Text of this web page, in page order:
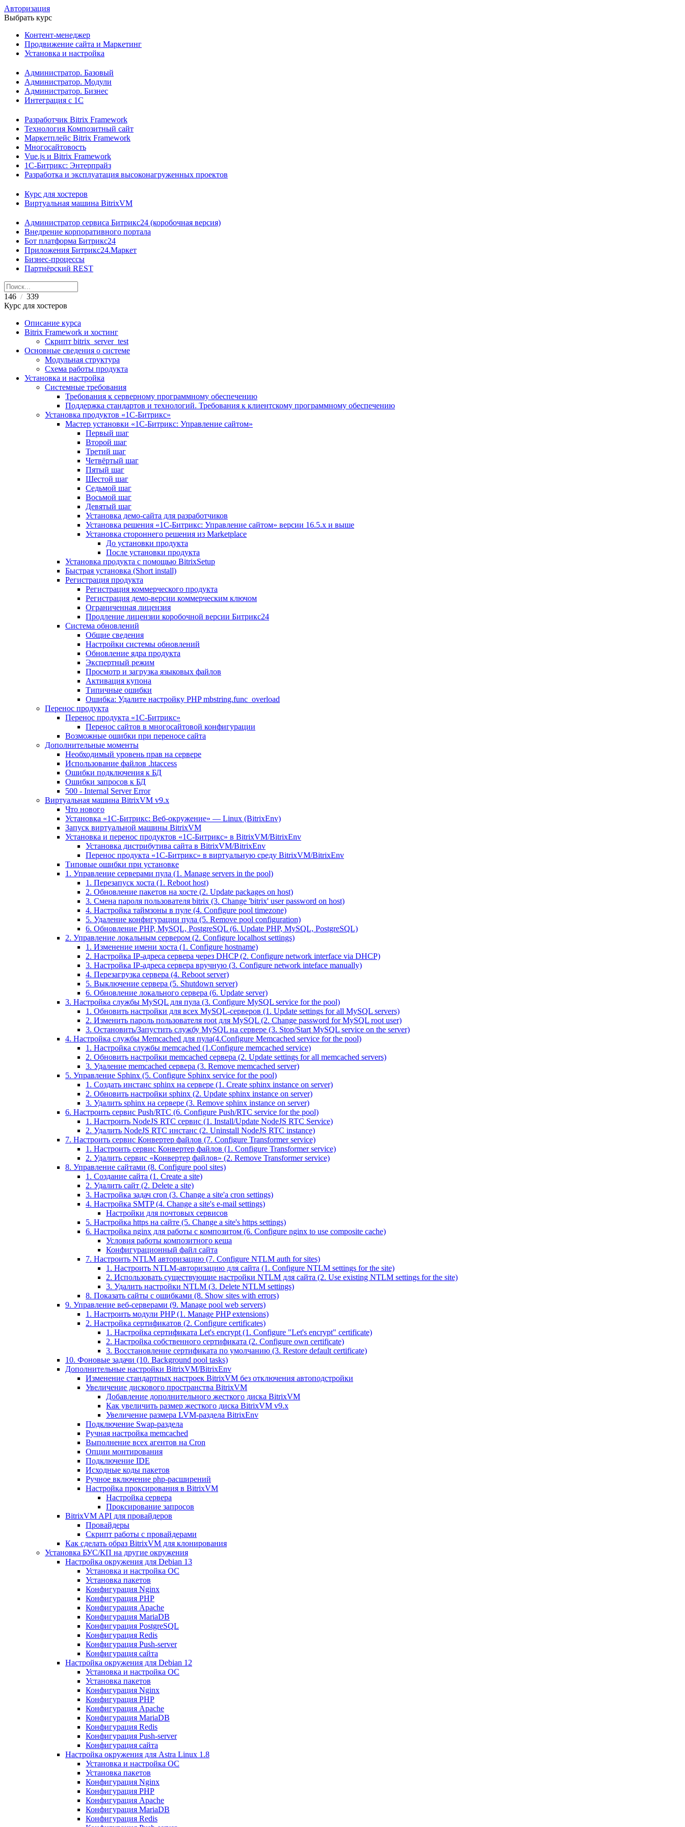
Авторизация
Выбрать курс
Контент-менеджер
Продвижение сайта и Маркетинг
Установка и настройка
Администратор. Базовый
Администратор. Модули
Администратор. Бизнес
Интеграция с 1С
Разработчик Bitrix Framework
Технология Композитный сайт
Маркетплейс Bitrix Framework
Многосайтовость
Vue.js и Bitrix Framework
1С-Битрикс: Энтерпрайз
Разработка и эксплуатация высоконагруженных проектов
Курс для хостеров
Виртуальная машина BitrixVM
Администратор сервиса Битрикс24 (коробочная версия)
Внедрение корпоративного портала
Бот платформа Битрикс24
Приложения Битрикс24.Маркет
Бизнес-процессы
Партнёрский REST
146 / 339
Курс для хостеров
Описание курса
Bitrix Framework и хостинг
Скрипт bitrix_server_test
Основные сведения о системе
Модульная структура
Схема работы продукта
Установка и настройка
Системные требования
Требования к серверному программному обеспечению
Поддержка стандартов и технологий. Требования к клиентскому программному обеспечению
Установка продуктов «1С-Битрикс»
Мастер установки «1C-Битрикс: Управление сайтом»
Первый шаг
Второй шаг
Третий шаг
Четвёртый шаг
Пятый шаг
Шестой шаг
Седьмой шаг
Восьмой шаг
Девятый шаг
Установка демо-сайта для разработчиков
Установка решения «1C-Битрикс: Управление сайтом» версии 16.5.х и выше
Установка стороннего решения из Marketplace
До установки продукта
После установки продукта
Установка продукта с помощью BitrixSetup
Быстрая установка (Short install)
Регистрация продукта
Регистрация коммерческого продукта
Регистрация демо-версии коммерческим ключом
Ограниченная лицензия
Продление лицензии коробочной версии Битрикс24
Система обновлений
Общие сведения
Настройки системы обновлений
Обновление ядра продукта
Экспертный режим
Просмотр и загрузка языковых файлов
Активация купона
Типичные ошибки
Ошибка: Удалите настройку PHP mbstring.func_overload
Перенос продукта
Перенос продукта «1C-Битрикс»
Перенос сайтов в многосайтовой конфигурации
Возможные ошибки при переносе сайта
Дополнительные моменты
Необходимый уровень прав на сервере
Использование файлов .htaccess
Ошибки подключения к БД
Ошибки запросов к БД
500 - Internal Server Error
Виртуальная машина BitrixVM v9.x
Что нового
Установка «1С-Битрикс: Веб-окружение» — Linux (BitrixEnv)
Запуск виртуальной машины BitrixVM
Установка и перенос продуктов «1С-Битрикс» в BitrixVM/BitrixEnv
Установка дистрибутива сайта в BitrixVM/BitrixEnv
Перенос продукта «1C-Битрикс» в виртуальную среду BitrixVM/BitrixEnv
Типовые ошибки при установке
1. Управление серверами пула (1. Manage servers in the pool)
1. Перезапуск хоста (1. Reboot host)
2. Обновление пакетов на хосте (2. Update packages on host)
3. Смена пароля пользователя bitrix (3. Change 'bitrix' user password on host)
4. Настройка таймзоны в пуле (4. Configure pool timezone)
5. Удаление конфигурации пула (5. Remove pool configuration)
6. Обновление PHP, MySQL, PostgreSQL (6. Update PHP, MySQL, PostgreSQL)
2. Управление локальным сервером (2. Configure localhost settings)
1. Изменение имени хоста (1. Configure hostname)
2. Настройка IP-адреса сервера через DHCP (2. Configure network interface via DHCP)
3. Настройка IP-адреса сервера вручную (3. Configure network inteface manually)
4. Перезагрузка сервера (4. Reboot server)
5. Выключение сервера (5. Shutdown server)
6. Обновление локального сервера (6. Update server)
3. Настройка службы MySQL для пула (3. Configure MySQL service for the pool)
1. Обновить настройки для всех MySQL-серверов (1. Update settings for all MySQL servers)
2. Изменить пароль пользователя root для MySQL (2. Change password for MySQL root user)
3. Остановить/Запустить службу MySQL на сервере (3. Stop/Start MySQL service on the server)
4. Настройка службы Memcached для пула(4.Configure Memcached service for the pool)
1. Настройка службы memcached (1.Configure memcached service)
2. Обновить настройки memcached сервера (2. Update settings for all memcached servers)
3. Удаление memcached сервера (3. Remove memcached server)
5. Управление Sphinx (5. Configure Sphinx service for the pool)
1. Создать инстанс sphinx на сервере (1. Create sphinx instance on server)
2. Обновить настройки sphinx (2. Update sphinx instance on server)
3. Удалить sphinx на сервере (3. Remove sphinx instance on server)
6. Настроить сервис Push/RTC (6. Configure Push/RTC service for the pool)
1. Настроить NodeJS RTC сервис (1. Install/Update NodeJS RTC Service)
2. Удалить NodeJS RTC инстанс (2. Uninstall NodeJS RTC instance)
7. Настроить сервис Конвертер файлов (7. Configure Transformer service)
1. Настроить сервис Конвертер файлов (1. Configure Transformer service)
2. Удалить сервис «Конвертер файлов» (2. Remove Transformer service)
8. Управление сайтами (8. Configure pool sites)
1. Создание сайта (1. Create a site)
2. Удалить сайт (2. Delete a site)
3. Настройка задач cron (3. Change a site'a cron settings)
4. Настройка SMTP (4. Change a site's e-mail settings)
Настройки для почтовых сервисов
5. Настройка https на сайте (5. Change a site's https settings)
6. Настройка nginx для работы с композитом (6. Configure nginx to use composite cache)
Условия работы композитного кеша
Конфигурационный файл сайта
7. Настроить NTLM авторизацию (7. Configure NTLM auth for sites)
1. Настроить NTLM-авторизацию для сайта (1. Configure NTLM settings for the site)
2. Использовать существующие настройки NTLM для сайта (2. Use existing NTLM settings for the site)
3. Удалить настройки NTLM (3. Delete NTLM settings)
8. Показать сайты с ошибками (8. Show sites with errors)
9. Управление веб-серверами (9. Manage pool web servers)
1. Настроить модули PHP (1. Manage PHP extensions)
2. Настройка сертификатов (2. Configure certificates)
1. Настройка сертификата Let's encrypt (1. Configure "Let's encrypt" certificate)
2. Настройка собственного сертификата (2. Configure own certificate)
3. Восстановление сертификата по умолчанию (3. Restore default certificate)
10. Фоновые задачи (10. Background pool tasks)
Дополнительные настройки BitrixVM/BitrixEnv
Изменение стандартных настроек BitrixVM без отключения автоподстройки
Увеличение дискового пространства BitrixVM
Добавление дополнительного жесткого диска BitrixVM
Как увеличить размер жесткого диска BitrixVM v9.x
Увеличение размера LVM-раздела BitrixEnv
Подключение Swap-раздела
Ручная настройка memcached
Выполнение всех агентов на Cron
Опции монтирования
Подключение IDE
Исходные коды пакетов
Ручное включение php-расширений
Настройка проксирования в BitrixVM
Настройка сервера
Проксирование запросов
BitrixVM API для провайдеров
Провайдеры
Скрипт работы с провайдерами
Как сделать образ BitrixVM для клонирования
Установка БУС/КП на другие окружения
Настройка окружения для Debian 13
Установка и настройка ОС
Установка пакетов
Конфигурация Nginx
Конфигурация PHP
Конфигурация Apache
Конфигурация MariaDB
Конфигурация PostgreSQL
Конфигурация Redis
Конфигурация Push-server
Конфигурация сайта
Настройка окружения для Debian 12
Установка и настройка ОС
Установка пакетов
Конфигурация Nginx
Конфигурация PHP
Конфигурация Apache
Конфигурация MariaDB
Конфигурация Redis
Конфигурация Push-server
Конфигурация сайта
Настройка окружения для Astra Linux 1.8
Установка и настройка ОС
Установка пакетов
Конфигурация Nginx
Конфигурация PHP
Конфигурация Apache
Конфигурация MariaDB
Конфигурация Redis